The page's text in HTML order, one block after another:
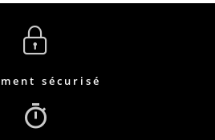
passe perdu?
sécurisé